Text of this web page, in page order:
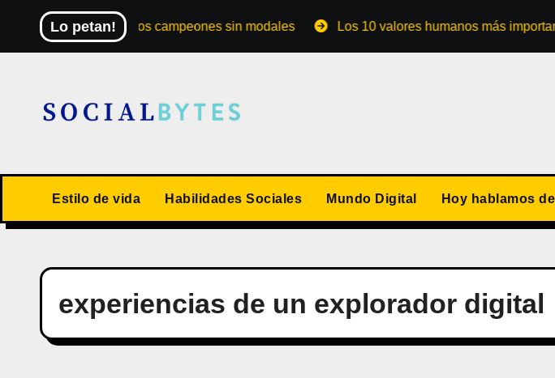
contenido
Lo petan!
El Mundial de los campeones sin modales Los 10 valores humanos más importantes
Estilo de vida Habilidades Sociales Mundo Digital Hoy hablamos
experiencias de un explorador digital